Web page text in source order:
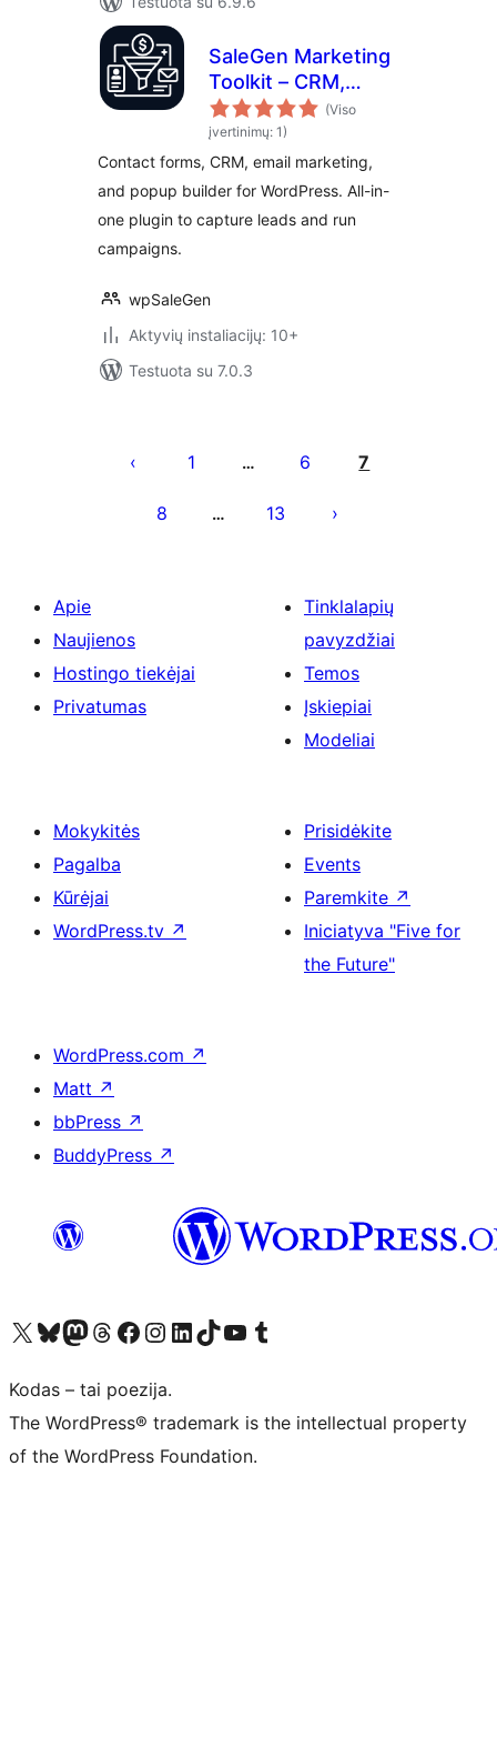
SaleGen Marketing
Toolkit – CRM,
Email Marketing,
Forms & Popups
(Viso
įvertinimų: 1)
Contact forms, CRM, email marketing,
and popup builder for WordPress. All-in-
one plugin to capture leads and run
campaigns.
wpSaleGen
Aktyvių instaliacijų: 10+
Testuota su 7.0.3
puslapiavimas
1 … 6 7
8 … 13
Apie
Naujienos
Hostingo tiekėjai
Privatumas
Tinklalapių
pavyzdžiai
Temos
Įskiepiai
Modeliai
Mokykitės
Pagalba
Kūrėjai
WordPress.tv ↗
Prisidėkite
Events
Paremkite ↗
Iniciatyva "Five for
the Future"
WordPress.com ↗
Matt ↗
bbPress ↗
BuddyPress ↗
Visit our X (formerly Twitter) account
Apsilankykite mūsų Bluesky paskyroje
Visit our Mastodon account
Apsilankykite mūsų Threads paskyroje
Visit our Facebook page
Visit our Instagram account
Visit our LinkedIn account
Apsilankykite mūsų TikTok paskyroje
Visit our YouTube channel
Apsilankykite mūsų Tumblr paskyroje
Kodas – tai poezija.
The WordPress® trademark is the intellectual property
of the WordPress Foundation.